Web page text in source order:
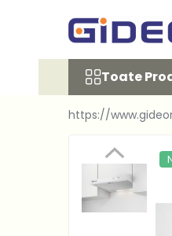
Electrocasnice
Electrocasnice mici
Purificatoare aer
Cuptoare cu microunde
Toate
https://